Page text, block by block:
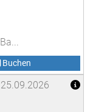
Buchen